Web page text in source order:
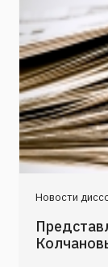
Новости